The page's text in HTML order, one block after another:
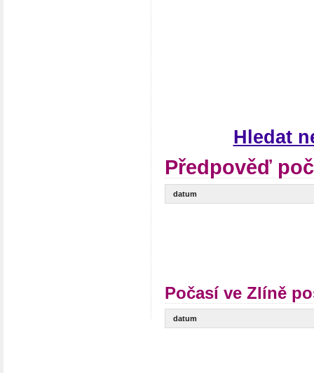
Hledat
Předpověď
datum
Počasí ve Zlíně
datum